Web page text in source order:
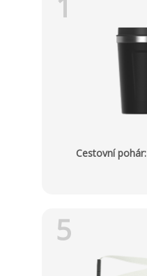
Cestovní pohár:
5